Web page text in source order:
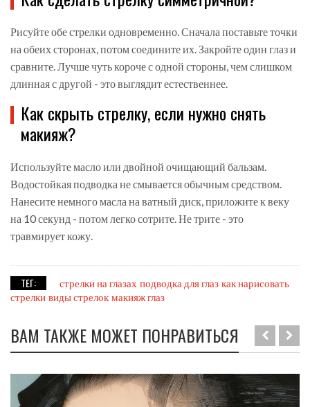
Рисуйте обе стрелки одновременно. Сначала поставьте точки
на обеих сторонах, потом соедините их. Закройте один глаз и
сравните. Лучше чуть короче с одной стороны, чем слишком
длинная с другой - это выглядит естественнее.
Как скрыть стрелку, если нужно снять
макияж?
Используйте масло или двойной очищающий бальзам.
Водостойкая подводка не смывается обычным средством.
Нанесите немного масла на ватный диск, приложите к веку
на 10 секунд - потом легко сотрите. Не трите - это
травмирует кожу.
ТЕГ: стрелки на глазах подводка для глаз как нарисовать
стрелки виды стрелок макияж глаз
ВАМ ТАКЖЕ МОЖЕТ ПОНРАВИТЬСЯ